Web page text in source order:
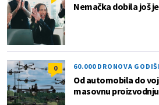
Nemačka dobila još
0 60.000 DRONOVA
Od automobila do
masovnu proizvodnju